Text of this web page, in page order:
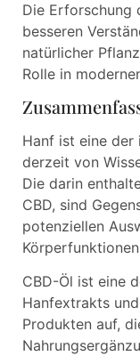
Die Erforschung
besseren
natürlicher
Rolle in
Hanf ist eine der
derzeit von
Die darin
CBD, sind
potenziellen
CBD-Öl ist eine
Hanfextrakts
Produkten auf,